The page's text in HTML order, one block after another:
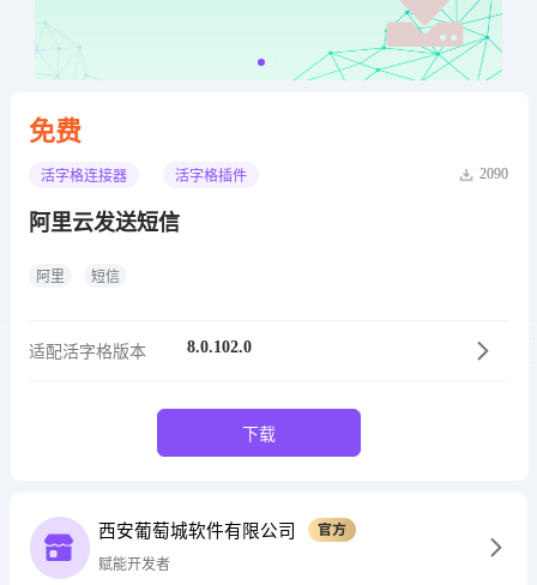
免费
活字格连接器 活字格插件 2090
阿里云发送短信
阿里 短信
适配活字格版本 8.0.102.0
下载
西安葡萄城软件有限公司
赋能开发者